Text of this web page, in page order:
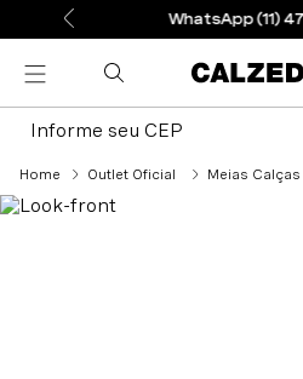
WhatsApp (11)
Informe seu CEP
Outlet Oficial Meias Calças